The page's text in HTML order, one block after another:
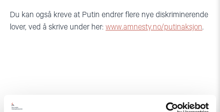
Du kan også kreve at Putin endrer flere nye diskriminerende
lover, ved å skrive under her: www.amnesty.no/putinaksjon.